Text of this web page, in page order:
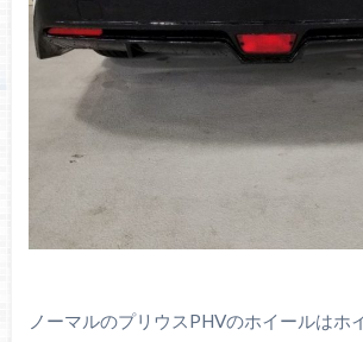
ノーマルのプリウスPHVのホイールはホ